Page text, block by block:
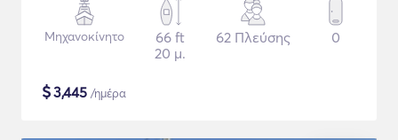
Μηχανοκίνητο
66 ft
20 μ.
62 Πλεύσης 0
$3,445 /ημέρα